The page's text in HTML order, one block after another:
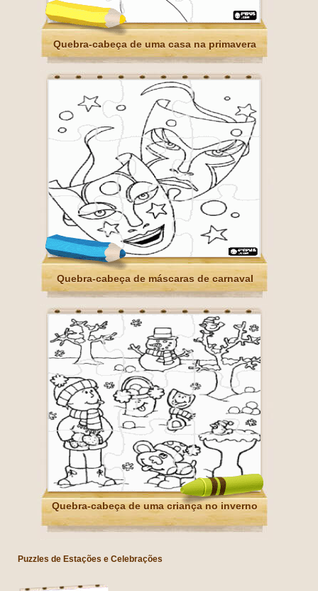
Quebra-cabeça de uma casa na primavera
Quebra-cabeça de máscaras de carnaval
Quebra-cabeça de uma criança no inverno
Puzzles de Estações e Celebrações